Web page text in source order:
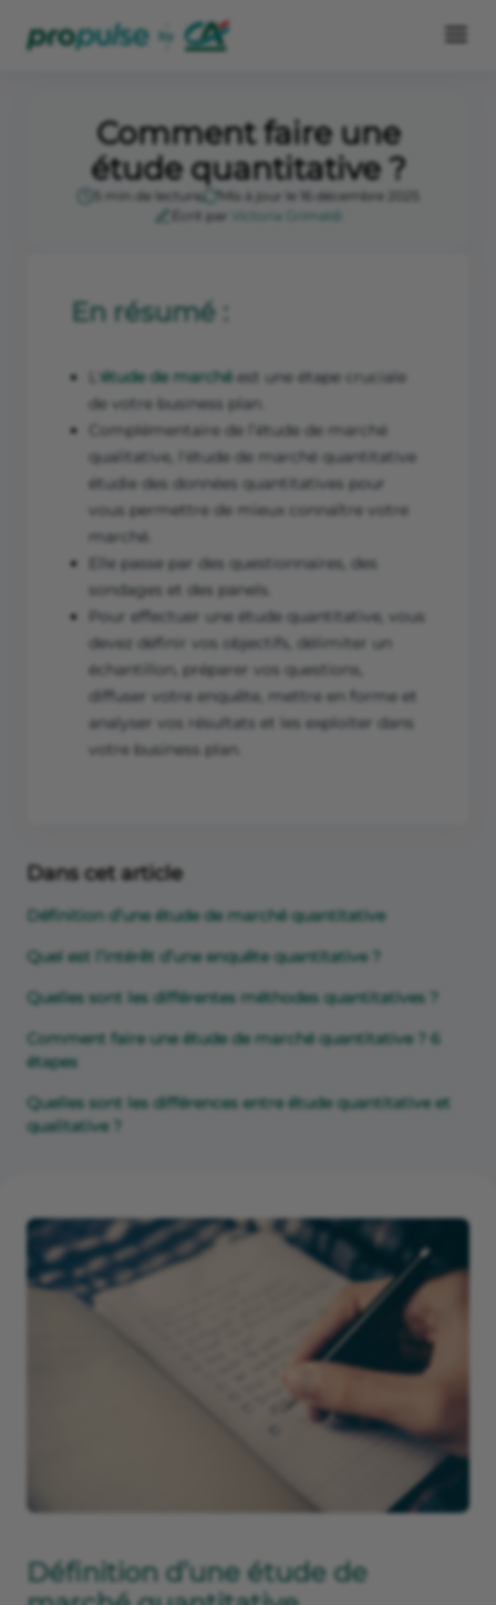
Comment faire une
étude quantitative ?
5 min de lecture
Mis à jour le 16 décembre 2025
Écrit par
Victoria Grimaldi
En résumé :
étude de marchéest une étape cruciale
de votre business plan.
Complémentaire de l’étude de marché
qualitative, l'étude de marché quantitative
étudie des données quantitatives pour
vous permettre de mieux connaître votre
marché.
Elle passe par des questionnaires, des
sondages et des panels.
Pour effectuer une étude quantitative, vous
devez définir vos objectifs, délimiter un
échantillon, préparer vos questions,
diffuser votre enquête, mettre en forme et
analyser vos résultats et les exploiter dans
votre business plan.
Dans cet article
Définition d’une étude de marché quantitative
Quel est l’intérêt d’une enquête quantitative ?
Quelles sont les différentes méthodes quantitatives ?
Comment faire une étude de marché quantitative ? 6
étapes
Quelles sont les différences entre étude quantitative et
qualitative ?
Définition d’une étude de